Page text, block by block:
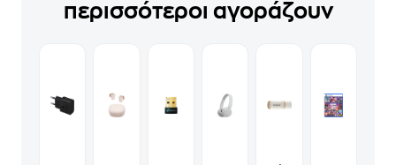
περισσότεροι αγοράζουν